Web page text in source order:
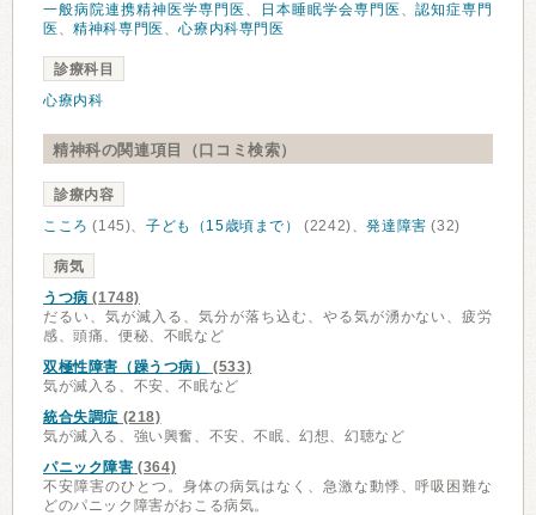
一般病院連携精神医学専門医 、 日本睡眠学会専門医 、認知症専門
医 、精神科専門医 、心療内科専門医
診療科目
心療内科
精神科の関連項目（口コミ検索）
診療内容
こころ (145)、子ども（15歳頃まで） (2242)、発達障害 (32)
病気
うつ病 (1748)
だるい、気が滅入る、気分が落ち込む、やる気が湧かない、疲労
感、頭痛、便秘、不眠など
双極性障害（躁うつ病）
(533)
気が滅入る、不安、不眠など
統合失調症 (218)
気が滅入る、強い興奮、不安、不眠、幻想、幻聴など
パニック障害 (364)
不安障害のひとつ。身体の病気はなく、急激な動悸、呼吸困難な
どのパニック障害がおこる病気。